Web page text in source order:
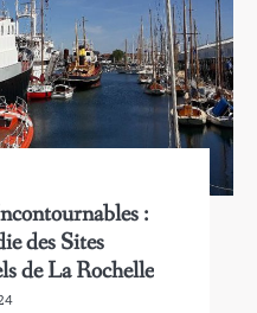
:
des Sites
de La Rochelle